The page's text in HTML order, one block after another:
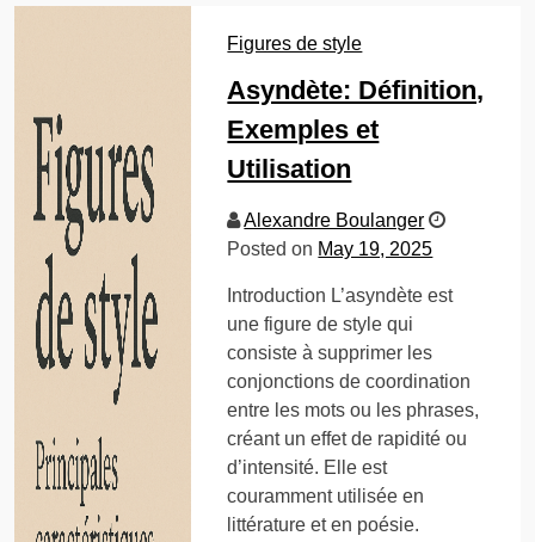
Figures de style
Asyndète: Définition,
Exemples et
Utilisation
Alexandre Boulanger
Posted on May 19, 2025
Introduction L’asyndète est
une figure de style qui
consiste à supprimer les
conjonctions de coordination
entre les mots ou les phrases,
créant un effet de rapidité ou
d’intensité. Elle est
couramment utilisée en
littérature et en poésie.